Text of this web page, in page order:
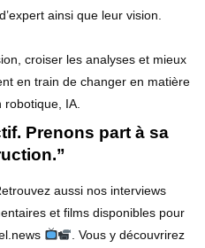
ainsi que leur vision.
croiser les analyses et mieux
en train de changer en matière
robotique, IA.
Prenons part à sa
aussi nos interviews
et films disponibles pour
. Vous y découvrirez